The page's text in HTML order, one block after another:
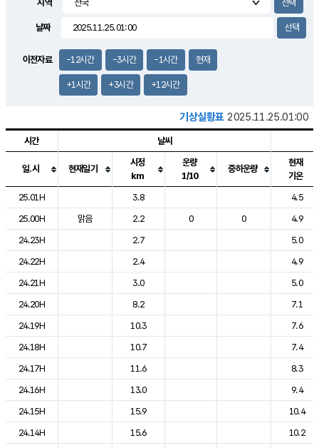
2.1m/s
지역
날짜
이전자료 -12시간 -3시간 -1시간 현재
+1시간 +3시간 +12시간
기상실황표 2025.11.25.01:00
도시별 기상실황표로 지점, 날씨, 기온, 강수, 바람, 기압등을 안내한 표입
시간 날씨
일.시 현재일기
시정
km
운량
1/10
중하운량
현재
기온
25.01H
3.8
4.5
25.00H
맑음 2.2 0 0
4.9
24.23H
2.7
5.0
24.22H
2.4
4.9
24.21H
3.0
5.0
24.20H
8.2
7.1
24.19H
10.3
7.6
24.18H
10.7
7.4
24.17H
11.6
8.3
24.16H
13.0
9.4
24.15H
15.9
10.4
24.14H
15.6
10.2